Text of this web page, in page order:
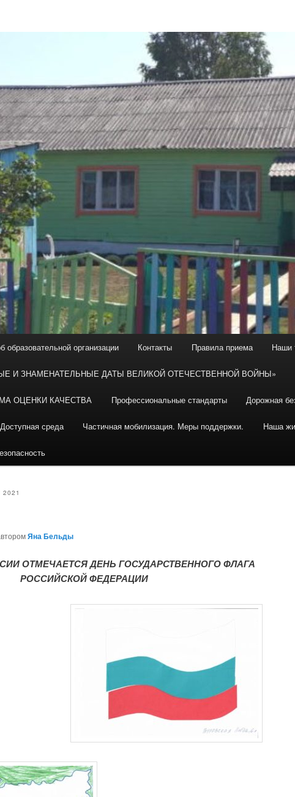
образовательной организации Контакты Правила приема Наши
И ЗНАМЕНАТЕЛЬНЫЕ ДАТЫ ВЕЛИКОЙ ОТЕЧЕСТВЕННОЙ ВОЙНЫ»
ОЦЕНКИ КАЧЕСТВА Профессиональные стандарты Дорожная
Доступная среда Частичная мобилизация. Меры поддержки. Наша
Яна Бельды
ОТМЕЧАЕТСЯ ДЕНЬ ГОСУДАРСТВЕННОГО ФЛАГА
РОССИЙСКОЙ ФЕДЕРАЦИИ